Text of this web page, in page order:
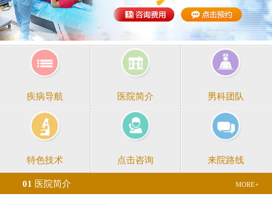
疾病导航 医院简介 男科团队
特色技术 点击咨询 来院路线
01 医院简介 MORE+